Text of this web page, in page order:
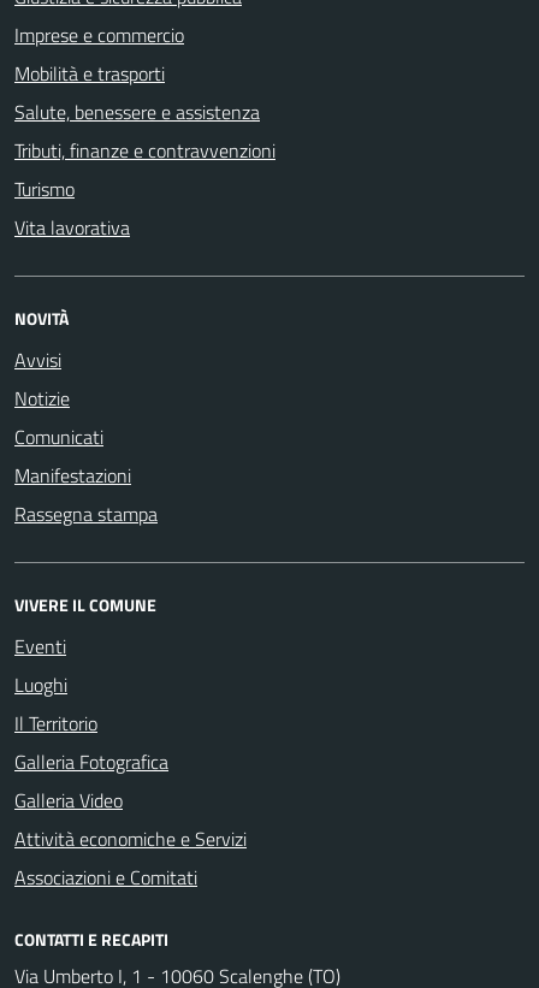
Imprese e commercio
Mobilità e trasporti
Salute, benessere e assistenza
Tributi, finanze e contravvenzioni
Turismo
Vita lavorativa
NOVITÀ
Avvisi
Notizie
Comunicati
Manifestazioni
Rassegna stampa
VIVERE IL COMUNE
Eventi
Luoghi
Il Territorio
Galleria Fotografica
Galleria Video
Attività economiche e Servizi
Associazioni e Comitati
CONTATTI E RECAPITI
Via Umberto I, 1 - 10060 Scalenghe (TO)